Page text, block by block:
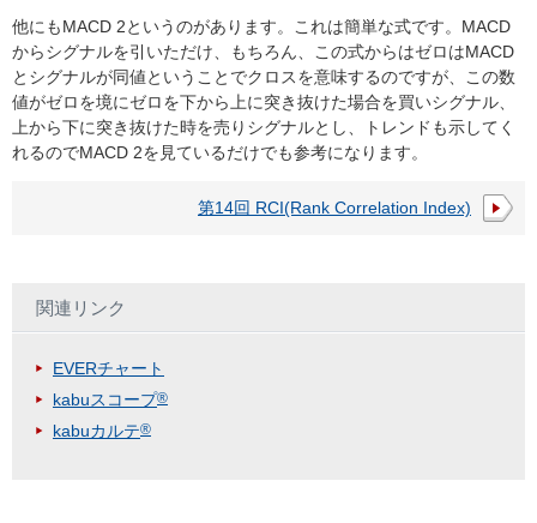
他にもMACD 2というのがあります。これは簡単な式です。MACD
からシグナルを引いただけ、もちろん、この式からはゼロはMACD
とシグナルが同値ということでクロスを意味するのですが、この数
値がゼロを境にゼロを下から上に突き抜けた場合を買いシグナル、
上から下に突き抜けた時を売りシグナルとし、トレンドも示してく
れるのでMACD 2を見ているだけでも参考になります。
第14回 RCI(Rank Correlation Index)
関連リンク
EVERチャート
kabuスコープ®
kabuカルテ®